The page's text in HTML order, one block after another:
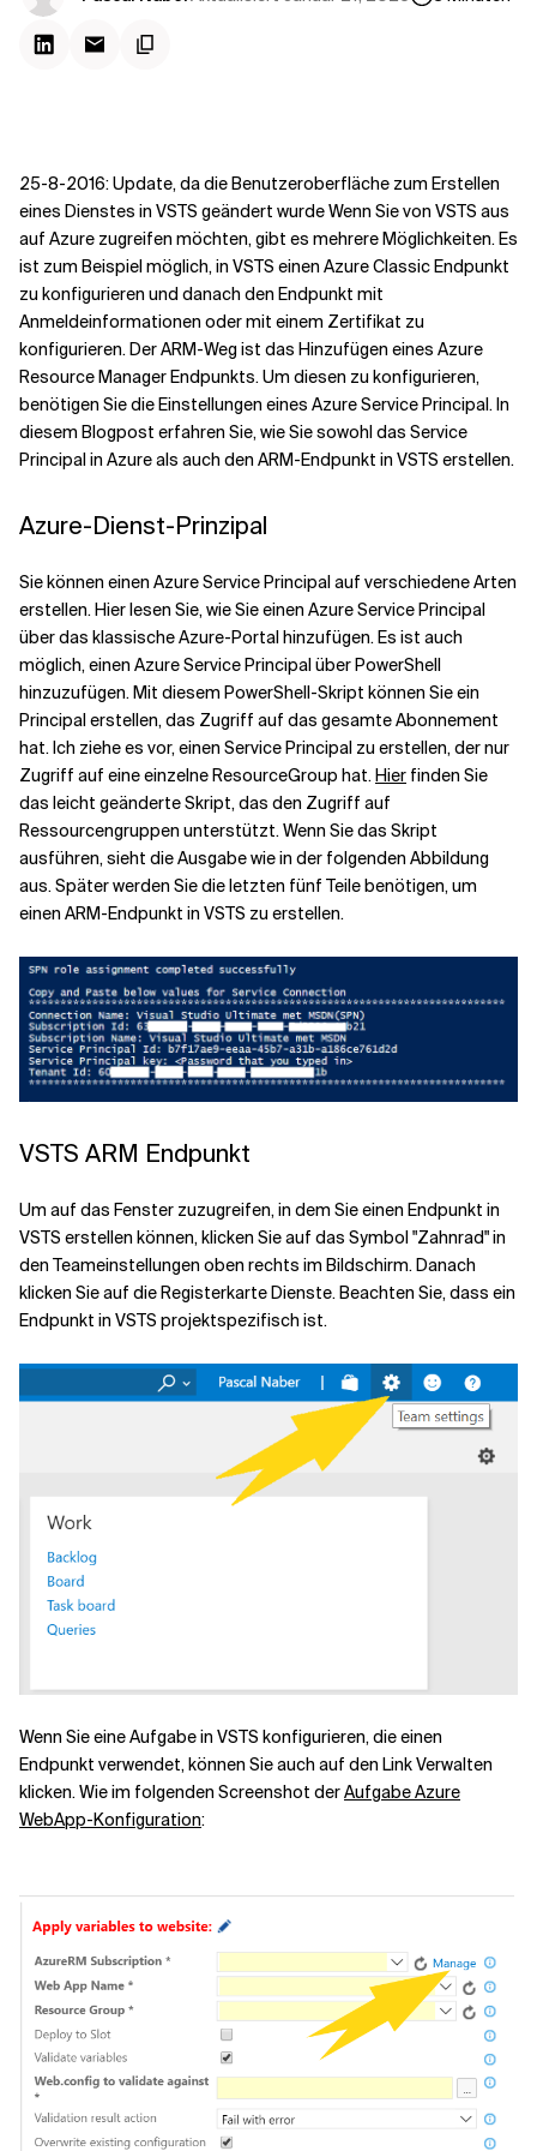
Verwandte Themen
25-8-2016: Update, da die Benutzeroberfläche zum Erstellen
eines Dienstes in VSTS geändert wurde Wenn Sie von VSTS aus
auf Azure zugreifen möchten, gibt es mehrere Möglichkeiten. Es
ist zum Beispiel möglich, in VSTS einen Azure Classic Endpunkt
zu konfigurieren und danach den Endpunkt mit
Anmeldeinformationen oder mit einem Zertifikat zu
konfigurieren. Der ARM-Weg ist das Hinzufügen eines Azure
Resource Manager Endpunkts. Um diesen zu konfigurieren,
benötigen Sie die Einstellungen eines Azure Service Principal. In
diesem Blogpost erfahren Sie, wie Sie sowohl das Service
Principal in Azure als auch den ARM-Endpunkt in VSTS erstellen.
Azure-Dienst-Prinzipal
Sie können einen Azure Service Principal auf verschiedene Arten
erstellen. Hier lesen Sie, wie Sie einen Azure Service Principal
über das klassische Azure-Portal hinzufügen. Es ist auch
möglich, einen Azure Service Principal über PowerShell
hinzuzufügen. Mit diesem PowerShell-Skript können Sie ein
Principal erstellen, das Zugriff auf das gesamte Abonnement
hat. Ich ziehe es vor, einen Service Principal zu erstellen, der nur
Zugriff auf eine einzelne ResourceGroup hat.Hier finden Sie
das leicht geänderte Skript, das den Zugriff auf
Ressourcengruppen unterstützt. Wenn Sie das Skript
ausführen, sieht die Ausgabe wie in der folgenden Abbildung
aus. Später werden Sie die letzten fünf Teile benötigen, um
einen ARM-Endpunkt in VSTS zu erstellen.
VSTS ARM Endpunkt
Um auf das Fenster zuzugreifen, in dem Sie einen Endpunkt in
VSTS erstellen können, klicken Sie auf das Symbol "Zahnrad" in
den Teameinstellungen oben rechts im Bildschirm. Danach
klicken Sie auf die Registerkarte Dienste. Beachten Sie, dass ein
Endpunkt in VSTS projektspezifisch ist.
Wenn Sie eine Aufgabe in VSTS konfigurieren, die einen
Endpunkt verwendet, können Sie auch auf den Link Verwalten
klicken. Wie im folgenden Screenshot derAufgabe Azure
WebApp-Konfiguration: